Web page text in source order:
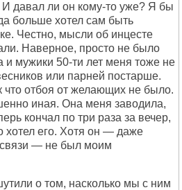
И давал ли он кому-то уже? Я бы
больше хотел сам быть
Честно, мысли об инцесте
Наверное, просто не было
и мужики 50-ти лет меня тоже не
или парней постарше.
что отбоя от желающих не было.
иная. Она меня заводила,
кончал по три раза за вечер,
хотел его. Хотя он — даже
— не был моим
о том, насколько мы с ним